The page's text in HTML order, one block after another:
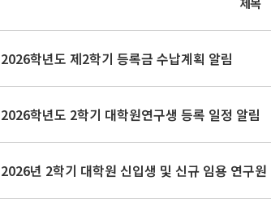
2026학년도 제2학기 등록금 수납계획 알림
2026학년도 2학기 대학원연구생 등록 일정 알림
2026년 2학기 대학원 신입생 및 신규 임용 연구